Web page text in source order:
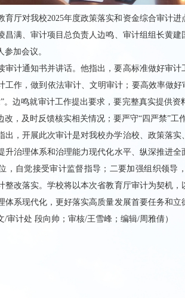
育厅对我校2025年度政策落实和资金综合审计
昌满、审计项目总负责人边鸣、审计组组长黄
加会议。
审计通知书并讲话。他指出，要高标准做好审
工作，做到依法审计、文明审计；要高效率做
。边鸣就审计工作提出要求，要完整真实提供
，及时反馈核实相关情况；要严守“四严禁”工
出，开展此次审计是对我校办学治校、政策落
升治理体系和治理能力现代化水平、纵深推进
，自觉接受审计监督指导；二要加强组织领导
整改落实。学校将以本次省教育厅审计为契机
体系现代化，更好落实高质量发展首要任务和
/审计处 段向帅；审核/王雪峰；编辑/周雅倩）